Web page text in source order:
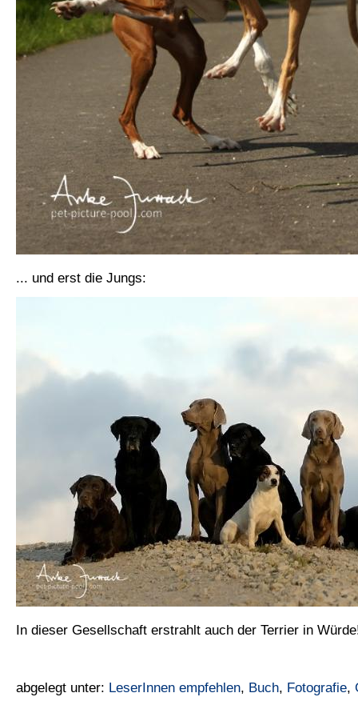
... und erst die Jungs:
In dieser Gesellschaft erstrahlt auch der Terrier in
abgelegt unter: LeserInnen empfehlen, Buch, Fotografie,